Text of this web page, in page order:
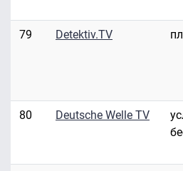
79 Detektiv.TV
80 Deutsche Welle TV